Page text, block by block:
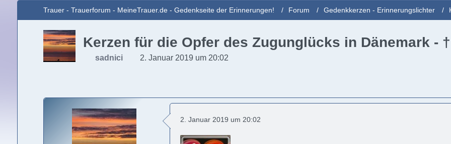
Trauer - Trauerforum - MeineTrauer.de - Gedenkseite der Erinnerungen! Forum Gedenkkerzen - Erinnerungslichter
Kerzen für die Opfer des Zugunglücks in Dänemark -
sadnici 2. Januar 2019 um 20:02
2. Januar 2019 um 20:02